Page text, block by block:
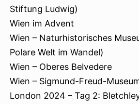
Stiftung Ludwig)
Wien im Advent
Wien – Naturhistorisches
Polare Welt im Wandel)
Wien – Oberes Belvedere
Wien – Sigmund-Freud-
London 2024 – Tag 2: